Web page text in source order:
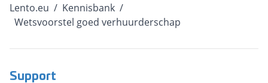
Lento.eu / Kennisbank /
Wetsvoorstel goed verhuurderschap
Support